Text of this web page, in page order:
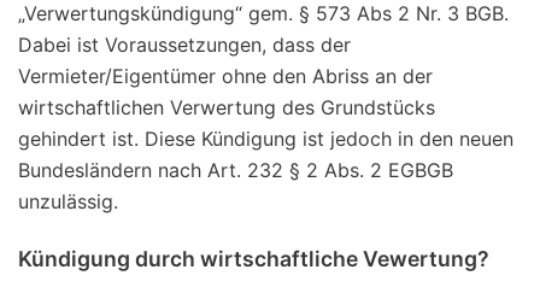
„Verwertungskündigung“ gem. § 573 Abs 2 Nr. 3 BGB.
Dabei ist Voraussetzungen, dass der
Vermieter/Eigentümer ohne den Abriss an der
wirtschaftlichen Verwertung des Grundstücks
gehindert ist. Diese Kündigung ist jedoch in den neuen
Bundesländern nach Art. 232 § 2 Abs. 2 EGBGB
unzulässig.
Kündigung durch wirtschaftliche Vewertung?